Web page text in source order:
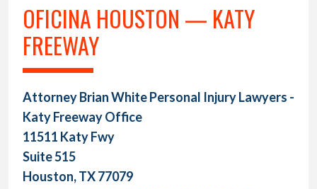
OFICINA HOUSTON — KATY
FREEWAY
Attorney Brian White Personal Injury Lawyers -
Katy Freeway Office
11511 Katy Fwy
Suite 515
Houston, TX 77079